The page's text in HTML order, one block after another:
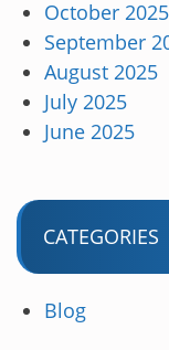
October 2025
September
August 2025
July 2025
June 2025
CATEGORIES
Blog